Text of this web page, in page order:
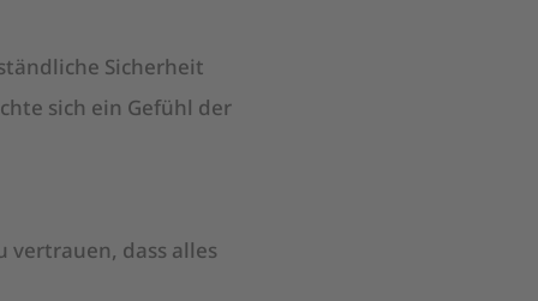
Sicherheit
sich ein Gefühl der
vertrauen, dass alles